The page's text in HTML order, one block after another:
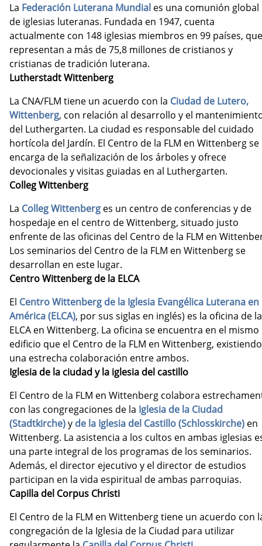
La Federación Luterana Mundial es una comunión global
de iglesias luteranas. Fundada en 1947, cuenta
actualmente con 148 iglesias miembros en 99 países, que
representan a más de 75,8 millones de cristianos y
cristianas de tradición luterana.
Lutherstadt Wittenberg
La CNA/FLM tiene un acuerdo con la Ciudad de Lutero,
Wittenberg, con relación al desarrollo y el
del Luthergarten. La ciudad es responsable del cuidado
hortícola del Jardín. El Centro de la FLM en Wittenberg se
encarga de la señalización de los árboles y ofrece
devocionales y visitas guiadas en al Luthergarten.
Colleg Wittenberg
La Colleg Wittenberg es un centro de conferencias y de
hospedaje en el centro de Wittenberg, situado justo
enfrente de las oficinas del Centro de la FLM en
Los seminarios del Centro de la FLM en Wittenberg se
desarrollan en este lugar.
Centro Wittenberg de la ELCA
El Centro Wittenberg de la Iglesia Evangélica Luterana en
América (ELCA), por sus siglas en inglés) es la oficina de la
ELCA en Wittenberg. La oficina se encuentra en el mismo
edificio que el Centro de la FLM en Wittenberg, existiendo
una estrecha colaboración entre ambos.
Iglesia de la ciudad y la iglesia del castillo
El Centro de la FLM en Wittenberg colabora
con las congregaciones de la Iglesia de la Ciudad
(Stadtkirche)y de la Iglesia del Castillo (Schlosskirche) en
Wittenberg. La asistencia a los cultos en ambas iglesias
una parte integral de los programas de los seminarios.
Además, el director ejecutivo y el director de estudios
participan en la vida espiritual de ambas parroquias.
Capilla del Corpus Christi
El Centro de la FLM en Wittenberg tiene un acuerdo con
congregación de la Iglesia de la Ciudad para utilizar